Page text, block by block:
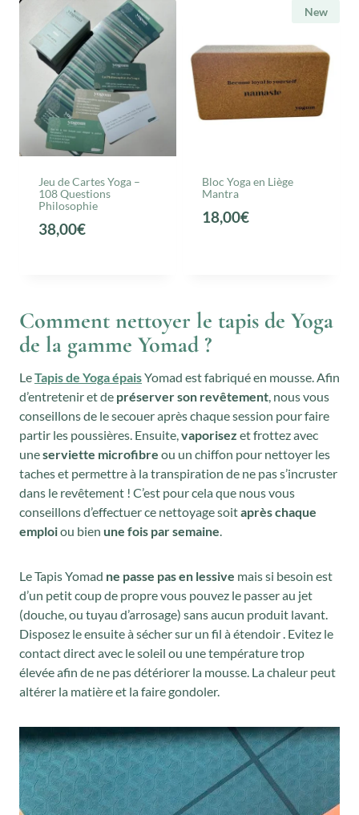
i
x
i
n
i
t
a
l
t
:
1
2
,
0
0
€
.
r
i
x
a
c
t
5
,
9
9
€
.
Jeu de Cartes Yoga –
108 Questions
Philosophie
38,00€
New
Bloc Yoga en Liège
Mantra
18,00€
Comment nettoyer le tapis de Yoga
de la gamme Yomad ?
LeTapis de Yoga épaisYomad est fabriqué en mousse. Afin
d’entretenir et de préserver son revêtement, nous vous
conseillons de le secouer après chaque session pour faire
partir les poussières. Ensuite,vaporisez et frottez avec
uneserviette microfibre ou un chiffon pour nettoyer les
taches et permettre à la transpiration de ne pas s’incruster
dans le revêtement ! C’est pour cela que nous vous
conseillons d’effectuer ce nettoyage soitaprès chaque
emploiou bien une fois par semaine.
Le Tapis Yomad ne passe pas en lessive mais si besoin est
d’un petit coup de propre vous pouvez le passer au jet
(douche, ou tuyau d’arrosage) sans aucun produit lavant.
Disposez le ensuite à sécher sur un fil à étendoir . Evitez le
contact direct avec le soleil ou une température trop
élevée afin de ne pas détériorer la mousse. La chaleur peut
altérer la matière et la faire gondoler.